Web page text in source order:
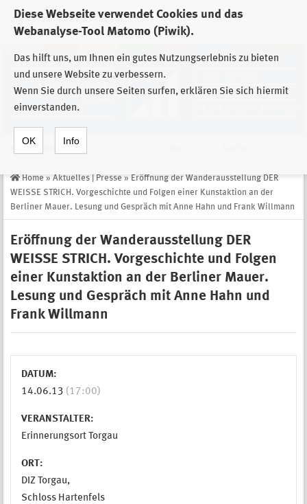
Diese Webseite verwendet Cookies und das
Webanalyse-Tool Matomo (Piwik).
Das hilft uns, um Ihnen ein gutes Nutzungserlebnis zu bieten
und unsere Website zu verbessern.
Wenn Sie durch unsere Seiten surfen, erklären Sie sich hiermit
einverstanden.
OK Info
Zur Auswahl der Einrichtungen der
Stiftung Sächsische Gedenkstätten
Home » Aktuelles | Presse » Eröffnung der Wanderausstellung DER
WEISSE STRICH. Vorgeschichte und Folgen einer Kunstaktion an der
Berliner Mauer. Lesung und Gespräch mit Anne Hahn und Frank Willmann
Eröffnung der Wanderausstellung DER
WEISSE STRICH. Vorgeschichte und Folgen
einer Kunstaktion an der Berliner Mauer.
Lesung und Gespräch mit Anne Hahn und
Frank Willmann
DATUM:
14.06.13 (17:00)
VERANSTALTER:
Erinnerungsort Torgau
ORT:
DIZ Torgau,
Schloss Hartenfels